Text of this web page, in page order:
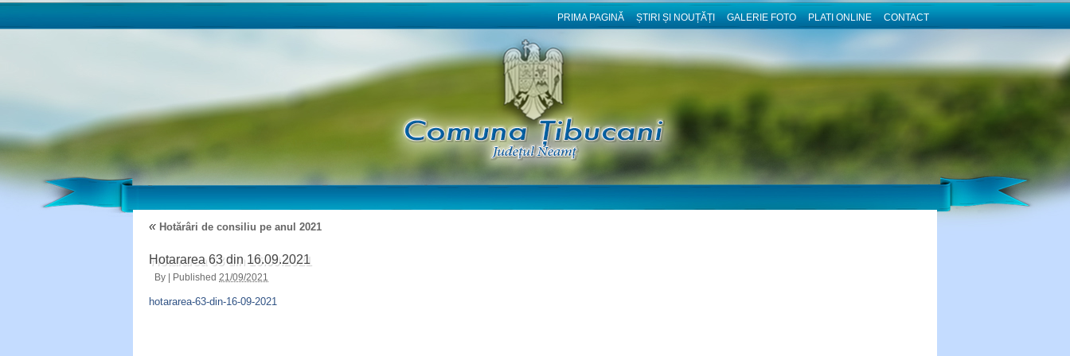
PRIMA PAGINĂ ȘTIRI ȘI NOUȚĂȚI GALERIE FOTO PLATI ONLINE CONTACT
« Hotărâri de consiliu pe anul 2021
Hotararea 63 din 16.09.2021
By | Published 21/09/2021
hotararea-63-din-16-09-2021